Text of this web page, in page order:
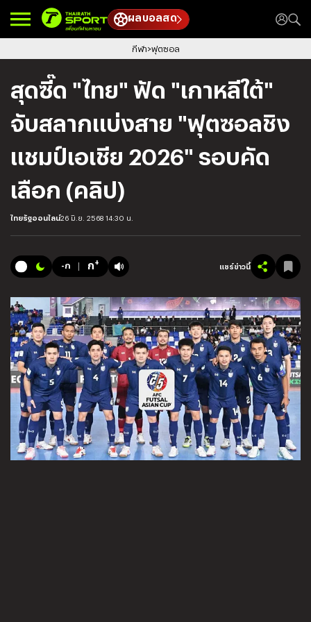
ผลบอลสด
กีฬา ฟุตซอล
สุดซี๊ด "ไทย" ฟัด "เกาหลีใต้"
จับสลากแบ่งสาย "ฟุตซอลชิง
แชมป์เอเชีย 2026" รอบคัด
เลือก (คลิป)
ไทยรัฐออนไลน์26 มิ.ย. 2568 14:30 น.
-ก ก+ แชร์ข่าวนี้